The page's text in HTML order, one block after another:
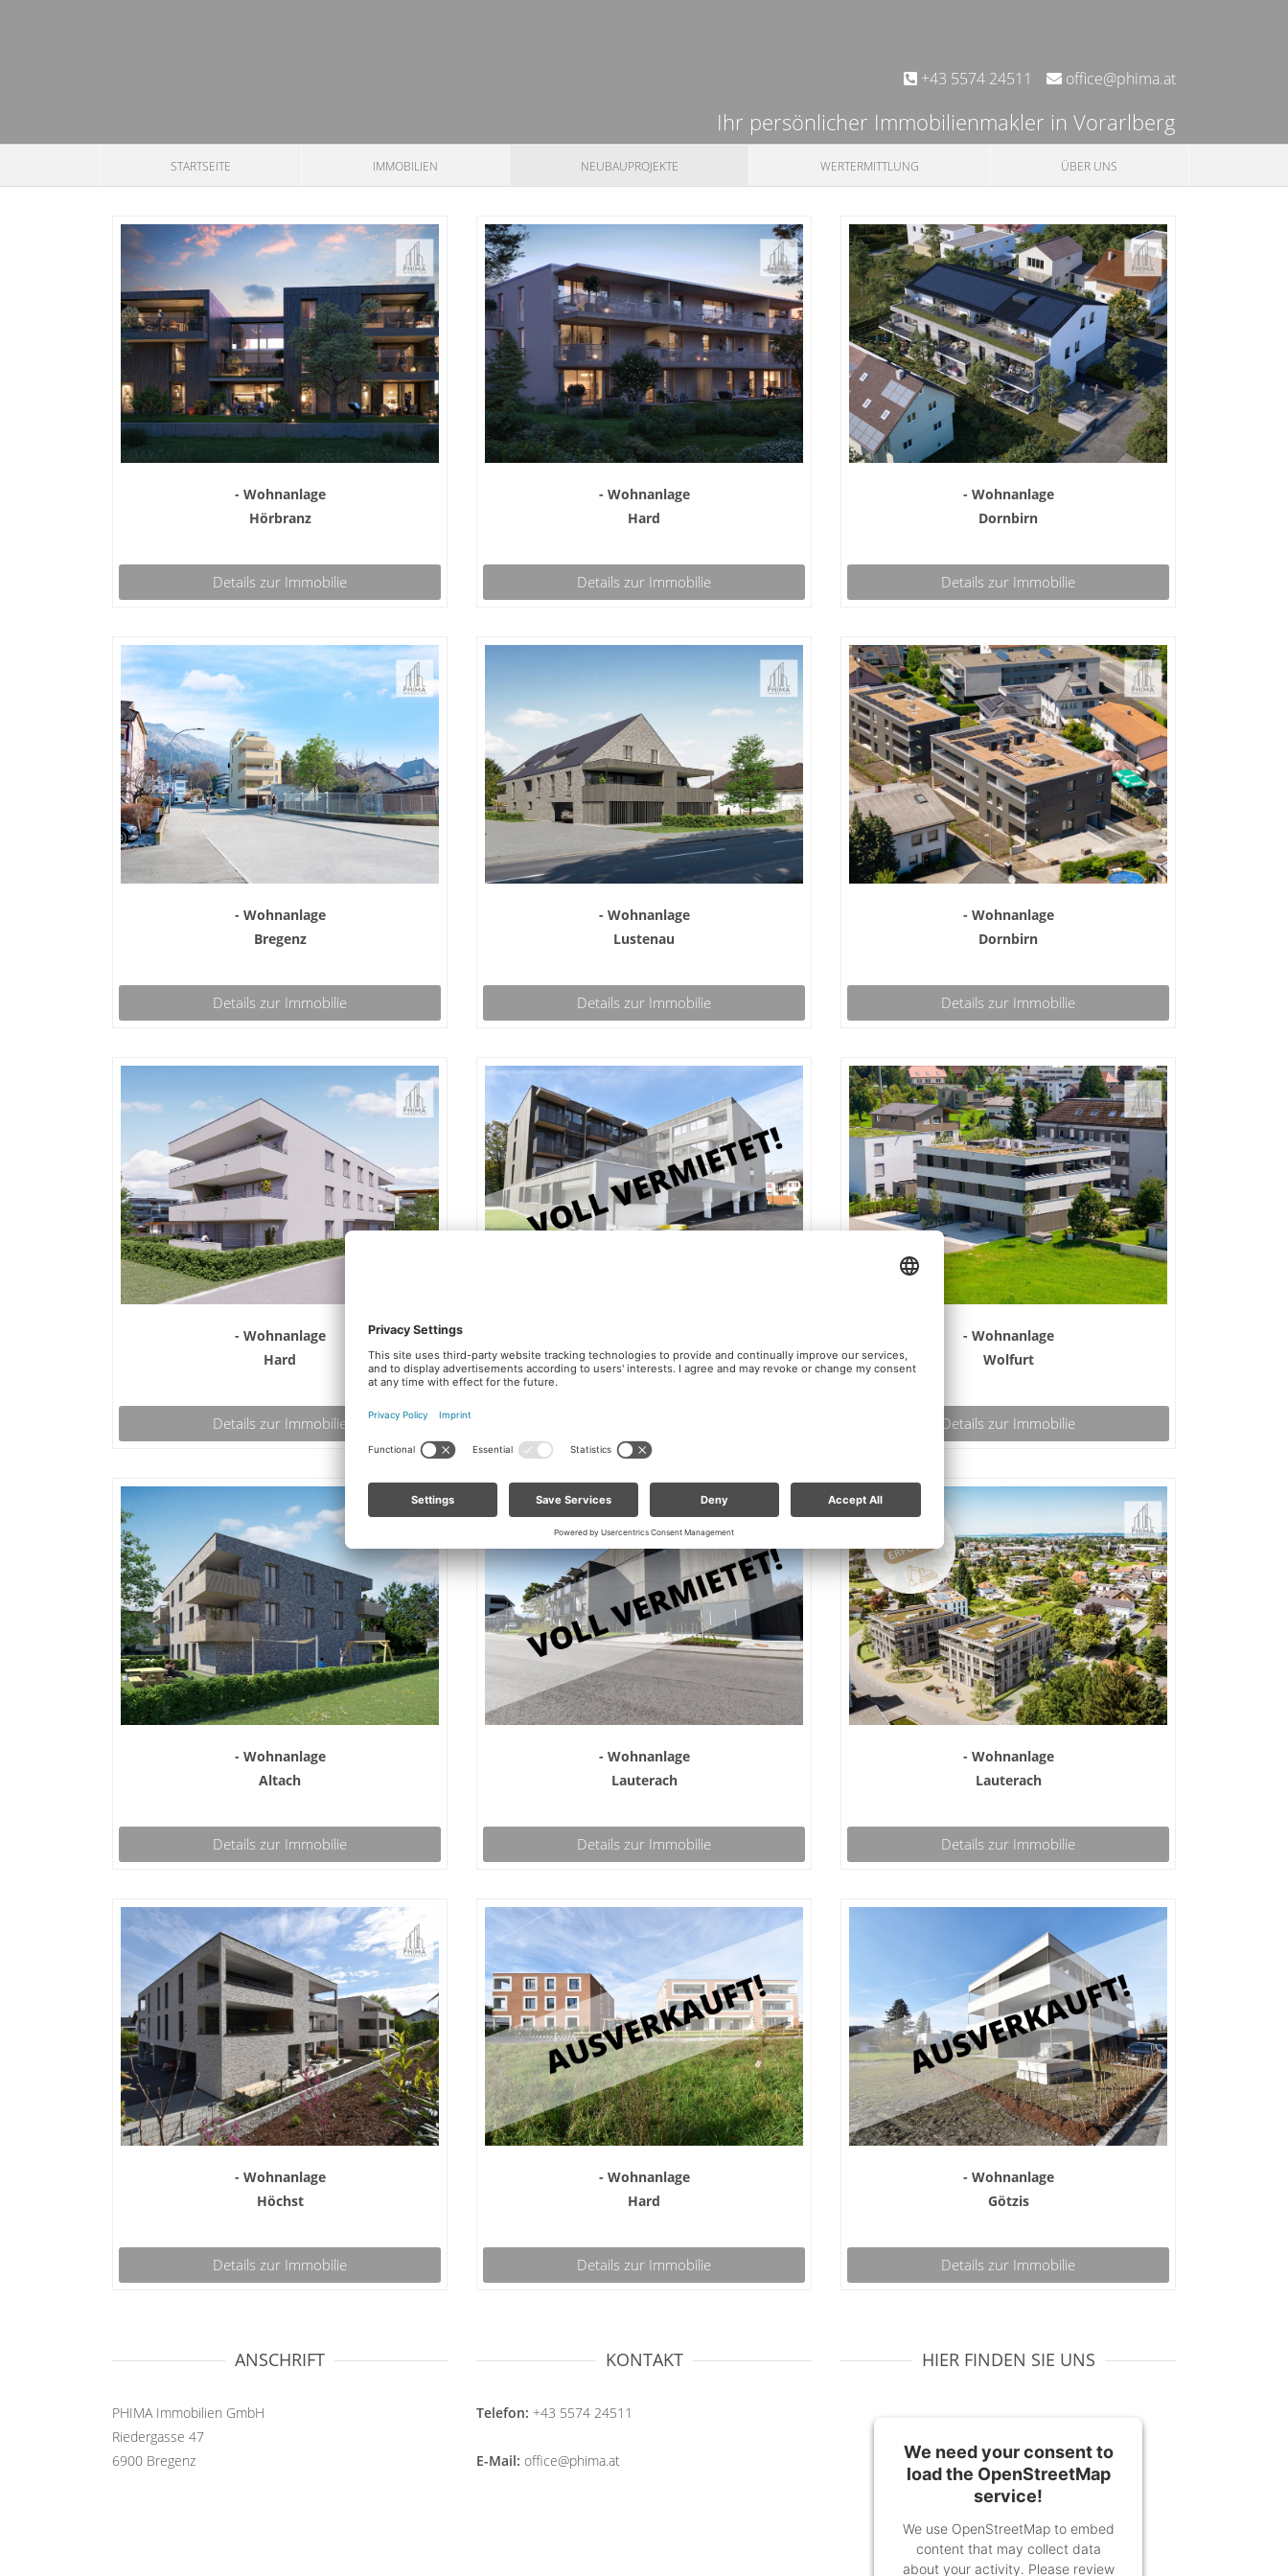
+43 5574 24511 office@phima.at
Ihr persönlicher Immobilienmakler in Vorarlberg
STARTSEITE IMMOBILIEN NEUBAUPROJEKTE WERTERMITTLUNG ÜBER UNS
- Wohnanlage
Hörbranz
Details zur Immobilie
- Wohnanlage
Hard
Details zur Immobilie
- Wohnanlage
Dornbirn
Details zur Immobilie
- Wohnanlage
Bregenz
Details zur Immobilie
- Wohnanlage
Lustenau
Details zur Immobilie
- Wohnanlage
Dornbirn
Details zur Immobilie
- Wohnanlage
Hard
Details zur Immobilie
Hard
- Wohnanlage
Wolfurt
Details zur Immobilie
- Wohnanlage
Altach
Details zur Immobilie
- Wohnanlage
Lauterach
Details zur Immobilie
- Wohnanlage
Lauterach
Details zur Immobilie
- Wohnanlage
Höchst
Details zur Immobilie
- Wohnanlage
Hard
Details zur Immobilie
- Wohnanlage
Götzis
Details zur Immobilie
ANSCHRIFT
PHIMA Immobilien GmbH
Riedergasse 47
6900 Bregenz
KONTAKT
Telefon: +43 5574 24511
E-Mail: office@phima.at
HIER FINDEN SIE UNS
We need your consent to
load the OpenStreetMap
service!
We use OpenStreetMap to embed
content that may collect data
about your activity. Please review